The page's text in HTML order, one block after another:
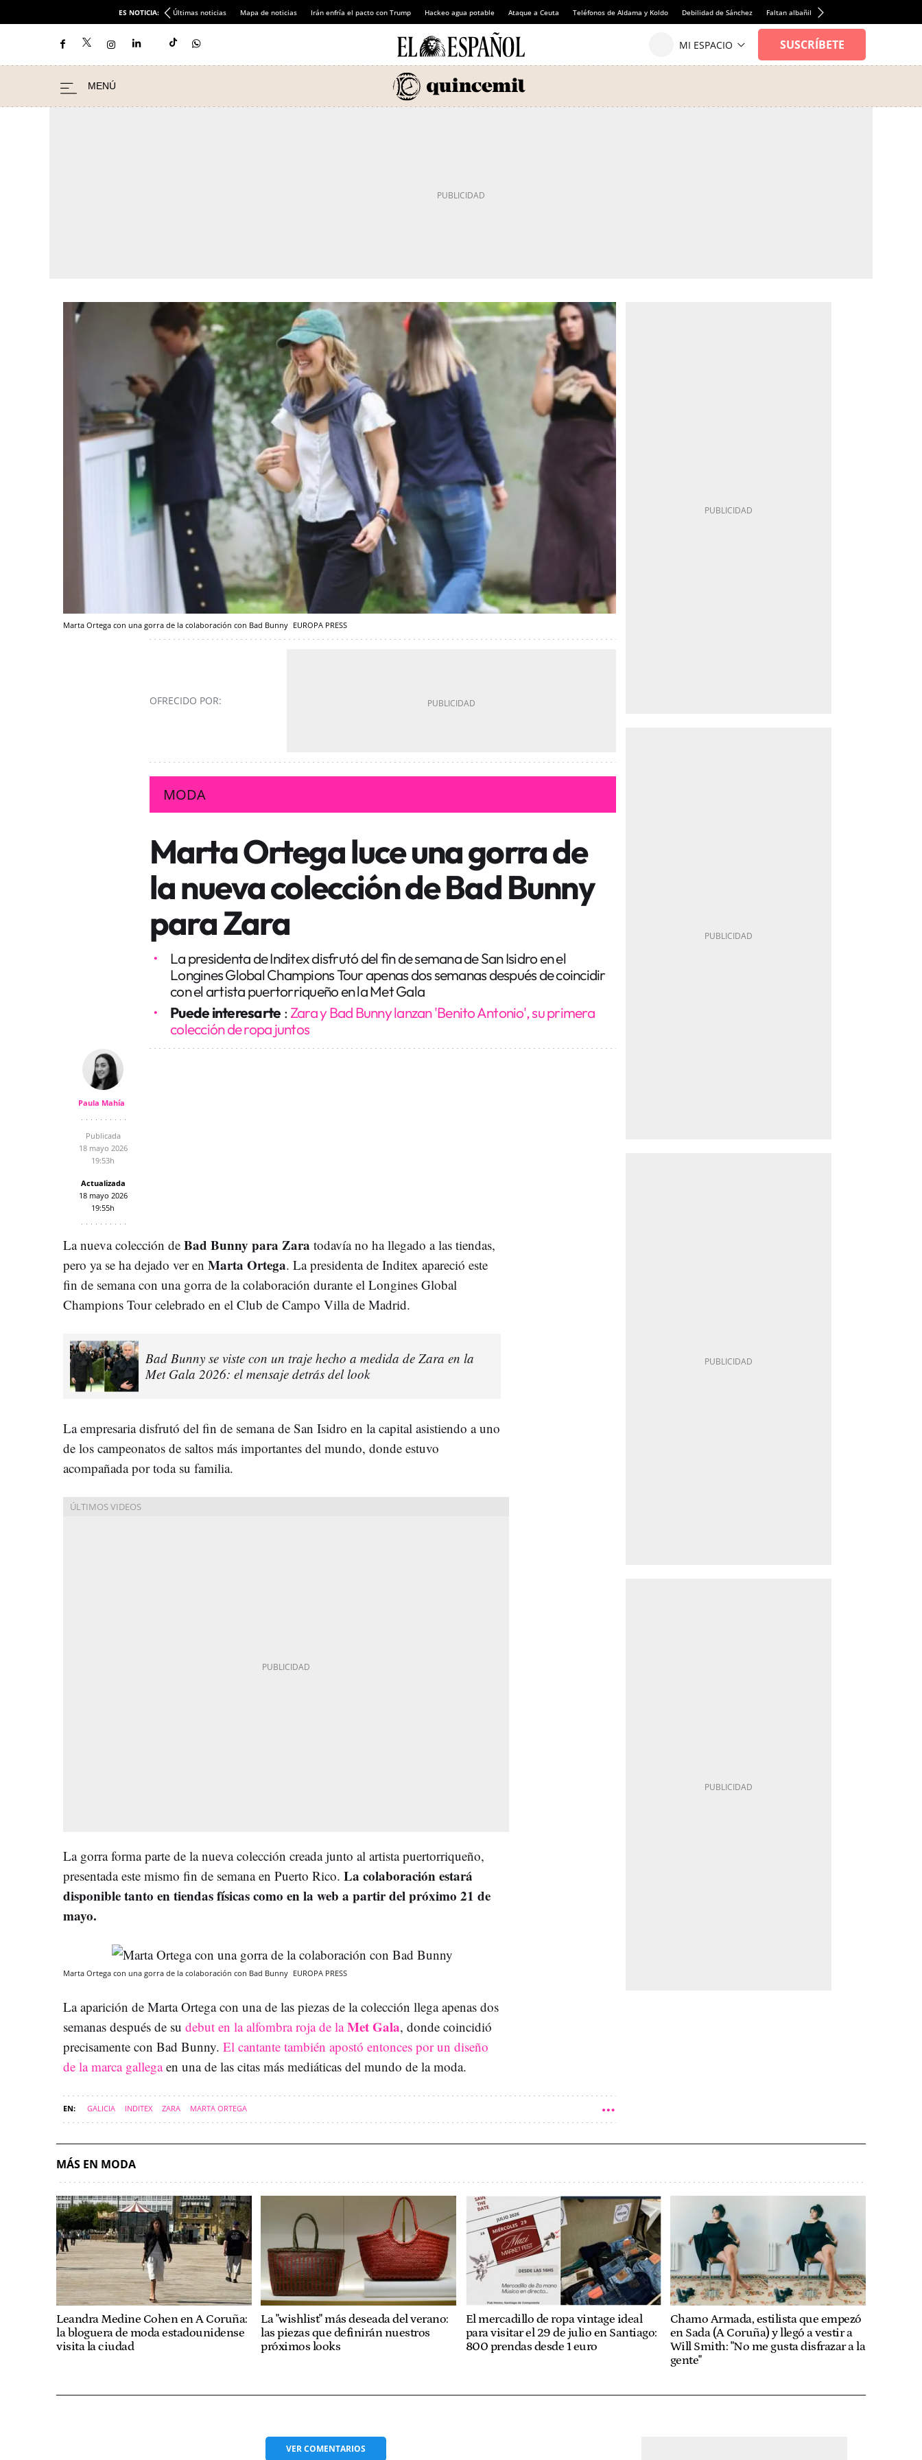
ES NOTICIA: Últimas noticias Mapa de noticias Irán enfría el pacto con Trump Hackeo agua potable Ataque a Ceuta Teléfonos de Aldama y Koldo Debilidad de Sánchez Faltan albañiles
Marta Ortega con una gorra de la colaboración con Bad Bunny EUROPA PRESS
OFRECIDO POR:
MODA
Marta Ortega luce una gorra de
la nueva colección de Bad Bunny
para Zara
La presidenta de Inditex disfrutó del fin de semana de San Isidro en el
Longines Global Champions Tour apenas dos semanas después de coincidir
con el artista puertorriqueño en la Met Gala
Puede interesarte : Zara y Bad Bunny lanzan 'Benito Antonio', su primera
colección de ropa juntos
Paula Mahía
Publicada
18 mayo 2026
19:53h
Actualizada
18 mayo 2026
19:55h
La nueva colección de Bad Bunny para Zara todavía no ha llegado a las tiendas,
pero ya se ha dejado ver en Marta Ortega. La presidenta de Inditex apareció este
fin de semana con una gorra de la colaboración durante el Longines Global
Champions Tour celebrado en el Club de Campo Villa de Madrid.
Bad Bunny se viste con un traje hecho a medida de Zara en la
Met Gala 2026: el mensaje detrás del look
La empresaria disfrutó del fin de semana de San Isidro en la capital asistiendo a uno
de los campeonatos de saltos más importantes del mundo, donde estuvo
acompañada por toda su familia.
La gorra forma parte de la nueva colección creada junto al artista puertorriqueño,
presentada este mismo fin de semana en Puerto Rico. La colaboración estará
disponible tanto en tiendas físicas como en la web a partir del próximo 21 de
mayo.
Marta Ortega con una gorra de la colaboración con Bad Bunny EUROPA PRESS
La aparición de Marta Ortega con una de las piezas de la colección llega apenas dos
semanas después de su debut en la alfombra roja de laMet Gala, donde coincidió
precisamente con Bad Bunny. El cantante también apostó entonces por un diseño
de la marca gallegaen una de las citas más mediáticas del mundo de la moda.
GALICIA INDITEX ZARA MARTA ORTEGA
MÁS EN MODA
Leandra Medine Cohen en A Coruña:
la bloguera de moda estadounidense
visita la ciudad
La "wishlist" más deseada del verano:
las piezas que definirán nuestros
próximos looks
El mercadillo de ropa vintage ideal
para visitar el 29 de julio en Santiago:
800 prendas desde 1 euro
Chamo Armada, estilista que empezó
en Sada (A Coruña) y llegó a vestir a
Will Smith: "No me gusta disfrazar a la
gente"
VERCOMENTARIOS